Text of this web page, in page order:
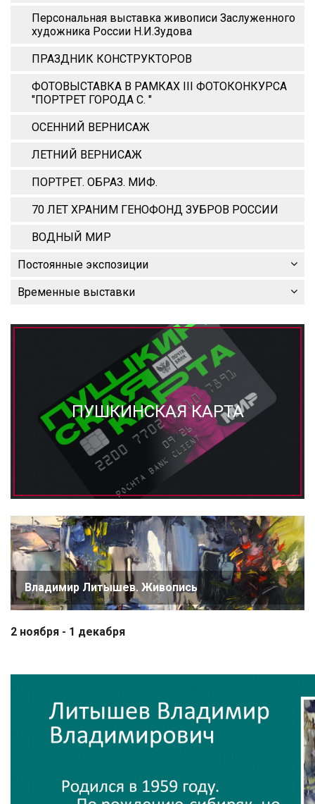
Персональная выставка живописи Заслуженного
художника России Н.И.Зудова
ПРАЗДНИК КОНСТРУКТОРОВ
ФОТОВЫСТАВКА В РАМКАХ III ФОТОКОНКУРСА
"ПОРТРЕТ ГОРОДА С. "
ОСЕННИЙ ВЕРНИСАЖ
ЛЕТНИЙ ВЕРНИСАЖ
ПОРТРЕТ. ОБРАЗ. МИФ.
70 ЛЕТ ХРАНИМ ГЕНОФОНД ЗУБРОВ РОССИИ
ВОДНЫЙ МИР
Постоянные экспозиции
Временные выставки
ПУШКИНСКАЯ КАРТА
Владимир Литышев. Живопись
2 ноября - 1 декабря